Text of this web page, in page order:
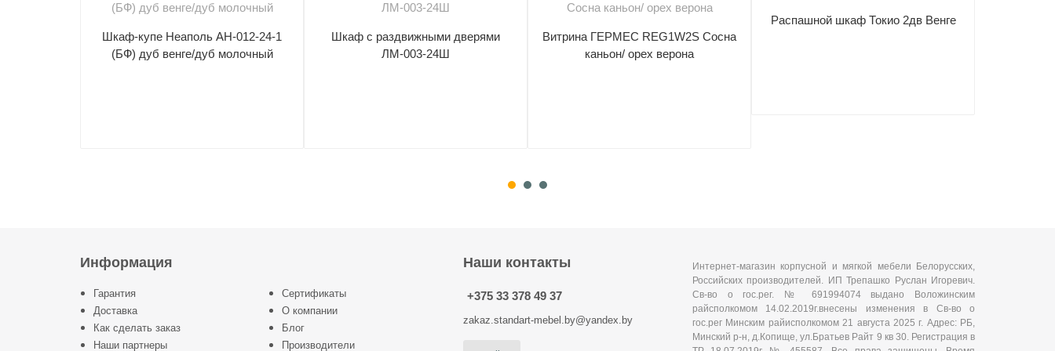
Шкаф-купе Неаполь АН-012-24-1
(БФ) дуб венге/дуб молочный
Шкаф с раздвижными дверями
ЛМ-003-24Ш
Витрина ГЕРМЕС REG1W2S Сосна
каньон/ орех верона
Распашной шкаф Токио 2дв Венге
Информация
Гарантия
Доставка
Как сделать заказ
Наши партнеры
Сертификаты
О компании
Блог
Производители
Наши контакты
+375 33 378 49 37
zakaz.standart-mebel.by@yandex.by
Интернет-магазин корпусной и мягкой мебели Белорусских,
Российских производителей. ИП Трепашко Руслан Игоревич.
Св-во о гос.рег. № 691994074 выдано Воложинским
райсполкомом 14.02.2019г.внесены изменения в Св-во о
гос.рег Минским райисполкомом 21 августа 2025 г. Адрес: РБ,
Минский р-н, д.Копище, ул.Братьев Райт 9 кв 30. Регистрация в